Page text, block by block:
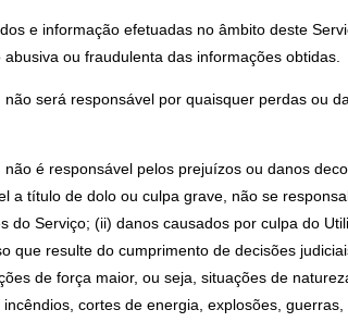
e informação efetuadas no âmbito deste
ou fraudulenta das informações obtidas.
não será responsável por quaisquer perdas ou
não é responsável pelos prejuízos ou danos
a título de dolo ou culpa grave, não se
do Serviço; (ii) danos causados por culpa do
que resulte do cumprimento de decisões
de força maior, ou seja, situações de
cortes de energia, explosões,